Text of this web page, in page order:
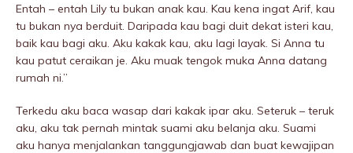
Entah – entah Lily tu bukan anak kau. Kau kena ingat Arif, kau
tu bukan nya berduit. Daripada kau bagi duit dekat isteri kau,
baik kau bagi aku. Aku kakak kau, aku lagi layak. Si Anna tu
kau patut ceraikan je. Aku muak tengok muka Anna datang
rumah ni.”
Terkedu aku baca wasap dari kakak ipar aku. Seteruk – teruk
aku, aku tak pernah mintak suami aku belanja aku. Suami
aku hanya menjalankan tanggungjawab dan buat kewajipan